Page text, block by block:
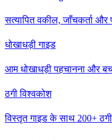
सत्यापित वकील, जाँचकर्ता
धोखाधड़ी गाइड
आम धोखाधड़ी पहचानना और
ठगी विश्वकोश
विस्तृत गाइड के साथ 200+